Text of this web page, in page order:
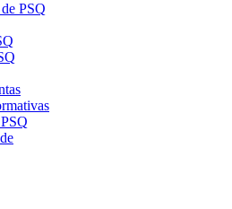
PSQ